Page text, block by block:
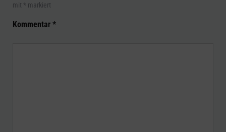
mit * markiert
Kommentar *